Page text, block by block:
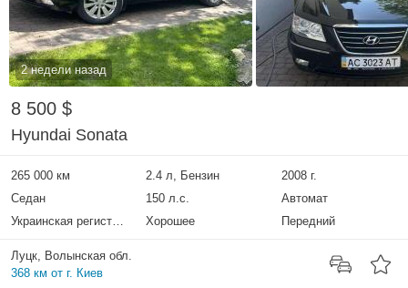
2 недели назад
8 500 $
Hyundai Sonata
265 000 км 2.4 л, Бензин
2008 г.
Седан
150 л.с.
Автомат
Украинская регистрация
Хорошее Передний
Луцк, Волынская обл.
368 км от г. Киев